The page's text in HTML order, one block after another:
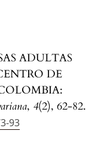
ADULTAS
DE
, 4(2), 62-82.
93